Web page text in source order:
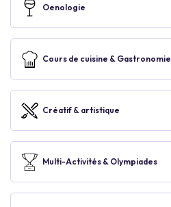
Oenologie
Cours de cuisine & Gastronomie
Créatif & artistique
Multi-Activités & Olympiades